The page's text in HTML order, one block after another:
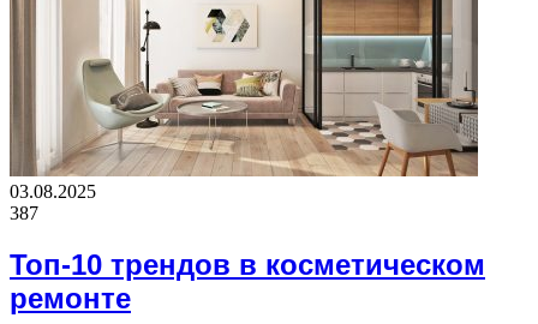
03.08.2025
387
Топ-10 трендов в косметическом
ремонте